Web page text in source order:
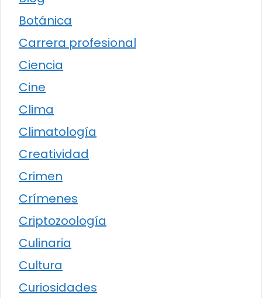
Botánica
Carrera profesional
Ciencia
Cine
Clima
Climatología
Creatividad
Crimen
Crímenes
Criptozoología
Culinaria
Cultura
Curiosidades